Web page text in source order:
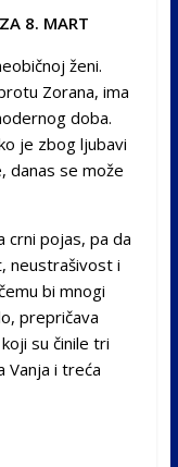
8. MART
ženi.
Zorana, ima
doba.
je zbog ljubavi
danas se može
crni pojas, pa da
neustrašivost i
bi mnogi
prepričava
su činile tri
Vanja i treća